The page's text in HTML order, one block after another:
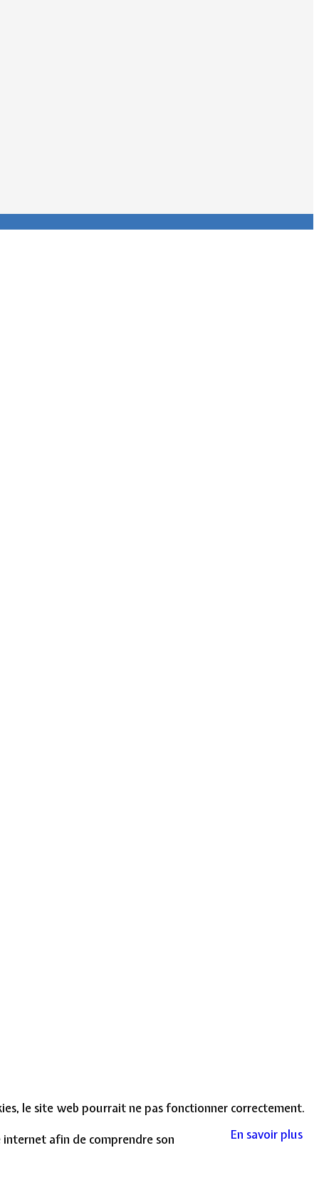
le site web pourrait ne pas fonctionner correctement.
En savoir plus
afin de comprendre son